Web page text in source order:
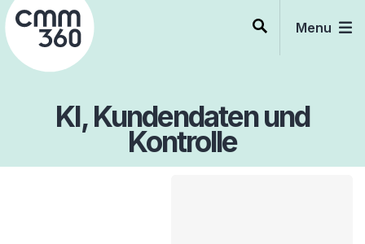
Skip
to
content
Menu
KI, Kundendaten und
Kontrolle